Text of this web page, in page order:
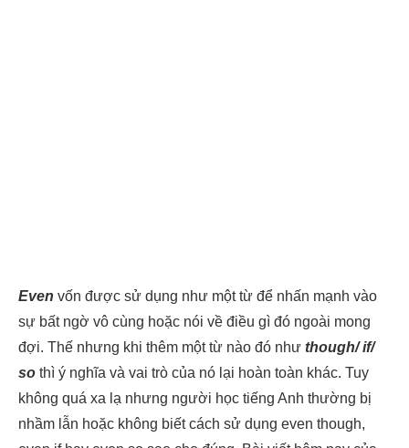
Even vốn được sử dụng như một từ để nhấn mạnh vào
sự bất ngờ vô cùng hoặc nói về điều gì đó ngoài mong
đợi. Thế nhưng khi thêm một từ nào đó như though/ if/
so thì ý nghĩa và vai trò của nó lại hoàn toàn khác. Tuy
không quá xa lạ nhưng người học tiếng Anh thường bị
nhầm lẫn hoặc không biết cách sử dụng even though,